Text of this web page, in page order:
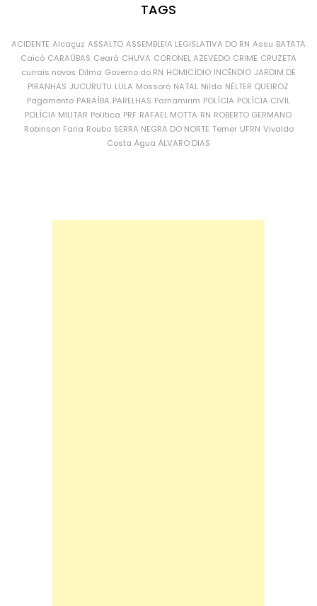
TAGS
ACIDENTE Alcaçuz ASSALTO ASSEMBLEIA LEGISLATIVA DO RN Assu BATATA
Caicó CARAÚBAS Ceará CHUVA CORONEL AZEVEDO CRIME CRUZETA
currais novos Dilma Governo do RN HOMICÍDIO INCÊNDIO JARDIM DE
PIRANHAS JUCURUTU LULA Mossoró NATAL Nilda NÉLTER QUEIROZ
Pagamento PARAÍBA PARELHAS Parnamirim POLÍCIA POLÍCIA CIVIL
POLÍCIA MILITAR Política PRF RAFAEL MOTTA RN ROBERTO GERMANO
Robinson Faria Roubo SERRA NEGRA DO NORTE Temer UFRN Vivaldo
Costa Água ÁLVARO DIAS